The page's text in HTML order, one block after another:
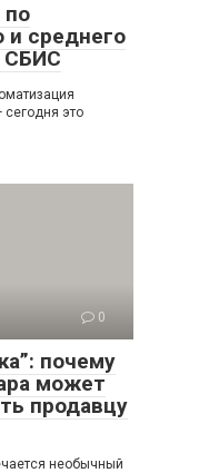
по
и среднего
СБИС
сегодня это
0
почему
может
продавцу
необычный